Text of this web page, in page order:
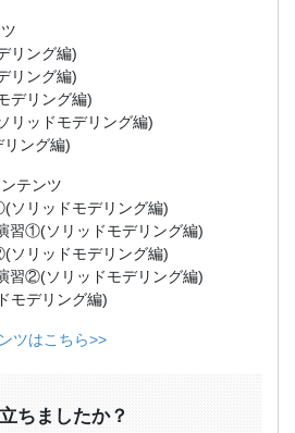
リング編)
リング編)
デリング編)
リッドモデリング編)
ング編)
テンツ
ソリッドモデリング編)
習①(ソリッドモデリング編)
ソリッドモデリング編)
習②(ソリッドモデリング編)
モデリング編)
ツはこちら>>
ちましたか？